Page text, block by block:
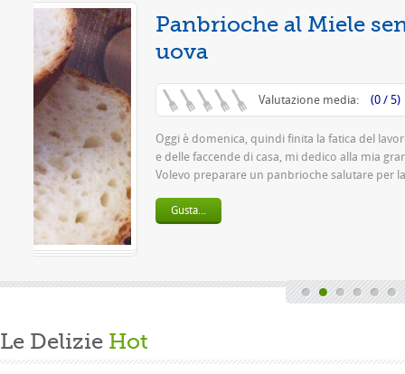
settimanale
passione.
Le Delizie Hot